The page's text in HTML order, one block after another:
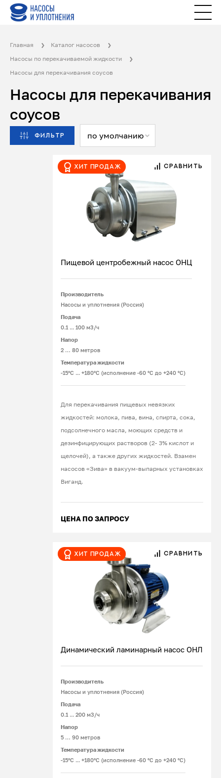
Главная
Каталог насосов
Насосы по перекачиваемой жидкости
Насосы для перекачивания соусов
Насосы для перекачивания
соусов
ФИЛЬТР по умолчанию
Хит продаж СРАВНИТЬ
Пищевой центробежный насос ОНЦ
Производитель
Насосы и уплотнения (Россия)
Подача
0.1 ... 100 м3/ч
Напор
2 … 80 метров
Температура жидкости
-15°С ... +180°С (исполнение -60 °С до +240 °С)
Для перекачивания пищевых невязких
жидкостей: молока, пива, вина, спирта, сока,
подсолнечного масла, моющих средств и
дезинфицирующих растворов (2- 3% кислот и
щелочей), а также других жидкостей. Взамен
насосов «Зива» в вакуум-выпарных установках
Виганд.
ЦЕНА ПО ЗАПРОСУ
Хит продаж СРАВНИТЬ
Динамический ламинарный насос ОНЛ
Производитель
Насосы и уплотнения (Россия)
Подача
0.1 ... 200 м3/ч
Напор
5 … 90 метров
Температура жидкости
-15°С ... +180°С (исполнение -60 °С до +240 °С)